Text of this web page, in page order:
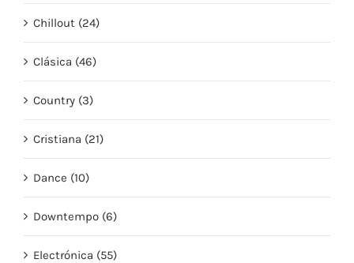
Chillout (24)
Clásica (46)
Country (3)
Cristiana (21)
Dance (10)
Downtempo (6)
Electrónica (55)